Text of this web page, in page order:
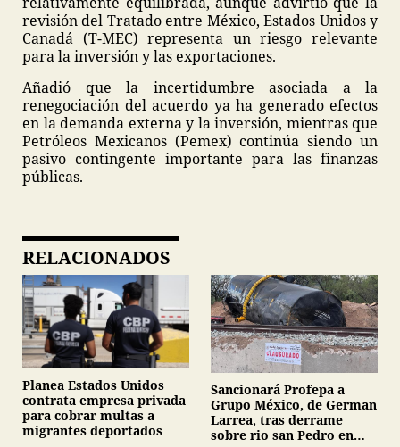
revisión del Tratado entre México, Estados Unidos y
Canadá (T-MEC) representa un riesgo relevante
para la inversión y las exportaciones.
Añadió que la incertidumbre asociada a la
renegociación del acuerdo ya ha generado efectos
en la demanda externa y la inversión, mientras que
Petróleos Mexicanos (Pemex) continúa siendo un
pasivo contingente importante para las finanzas
públicas.
RELACIONADOS
Planea Estados Unidos
contrata empresa privada
para cobrar multas a
migrantes deportados
Sancionará Profepa a
Grupo México, de German
Larrea, tras derrame
sobre rio san Pedro en